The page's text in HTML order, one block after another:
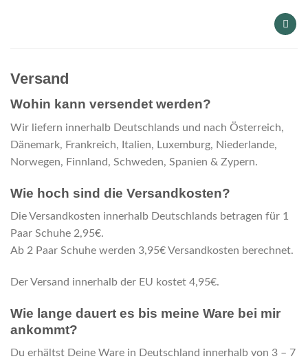
Versand
Wohin kann versendet werden?
Wir liefern innerhalb Deutschlands und nach Österreich,
Dänemark, Frankreich, Italien, Luxemburg, Niederlande,
Norwegen, Finnland, Schweden, Spanien & Zypern.
Wie hoch sind die Versandkosten?
Die Versandkosten innerhalb Deutschlands betragen für 1
Paar Schuhe 2,95€.
Ab 2 Paar Schuhe werden 3,95€ Versandkosten berechnet.
Der Versand innerhalb der EU kostet 4,95€.
Wie lange dauert es bis meine Ware bei mir
ankommt?
Du erhältst Deine Ware in Deutschland innerhalb von 3 – 7